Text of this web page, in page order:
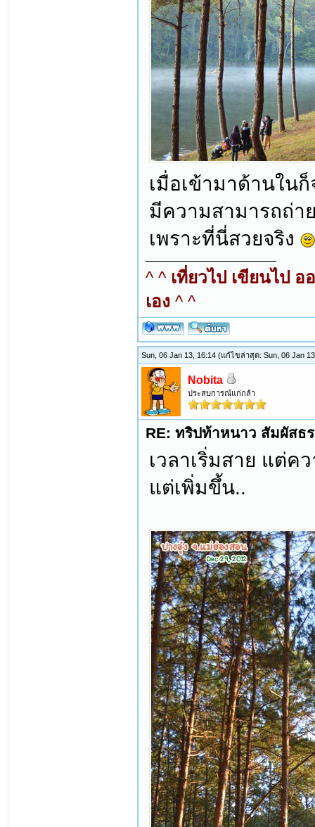
เมื่อเข้ามาด้านใน
มีความสามารถถ่
เพราะที่นี่สวยจริง
^ ^ เที่ยวไป เขียนไป
เอง ^ ^
Sun, 06 Jan 13, 16:14(แก้ไขล่าสุด: Sun, 06 Jan
Nobita
ประสบการณ์แก่กล้า
RE: ทริปท้าหนาว สัมผัสธ
เวลาเริ่มสาย แต่ค
แต่เพิ่มขึ้น..